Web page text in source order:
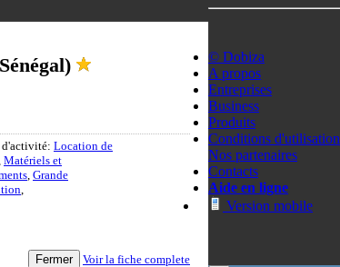
d'activité: Location de
Matériels et
, Grande
,
Fermer Voir la fiche complete
© Dobiza
A propos
Entreprises
Business
Produits
Conditions d'utilisation
Nos partenaires
Contacts
Aide en ligne
Version mobile